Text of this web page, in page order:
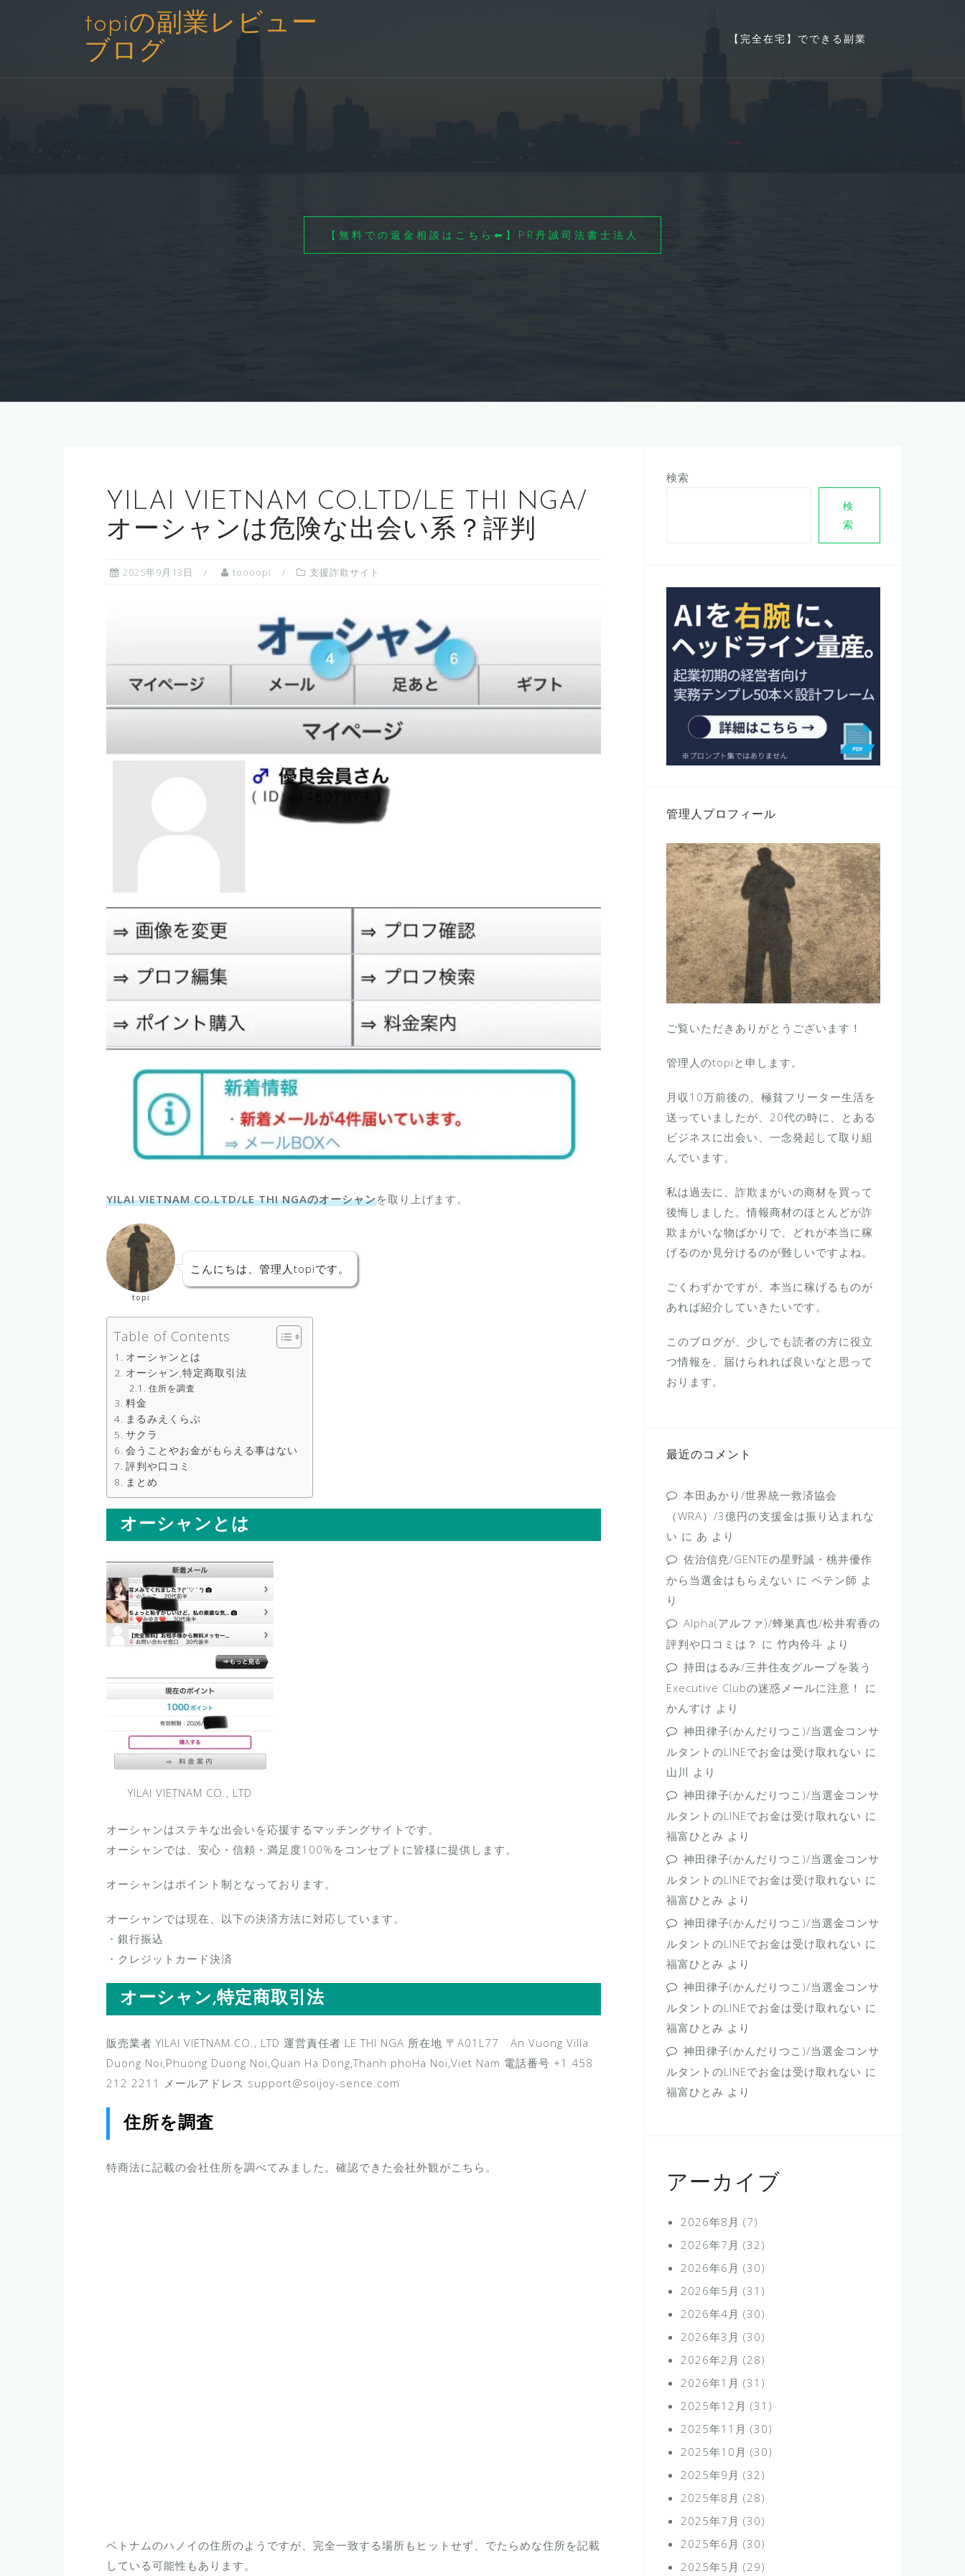
topiの副業レビュー
ブログ
【完全在宅】でできる副業
【無料での返金相談はこちら⬅】PR丹誠司法書士法人
YILAI VIETNAM CO.LTD/LE THI NGA/
オーシャンは危険な出会い系？評判
2025年9月13日 toooopi 支援詐欺サイト
YILAI VIETNAM CO.LTD/LE THI NGAのオーシャンを取り上げます。
topi
こんにちは、管理人topiです。
Table of Contents
オーシャンとは
オーシャン,特定商取引法
住所を調査
料金
まるみえくらぶ
サクラ
会うことやお金がもらえる事はない
評判や口コミ
まとめ
オーシャンとは
YILAI VIETNAM CO., LTD
オーシャンはステキな出会いを応援するマッチングサイトです。
オーシャンでは、安心・信頼・満足度100%をコンセプトに皆様に提供します。
オーシャンはポイント制となっております。
オーシャンでは現在、以下の決済方法に対応しています。
・銀行振込
・クレジットカード決済
オーシャン,特定商取引法
販売業者 YILAI VIETNAM CO., LTD 運営責任者 LE THI NGA 所在地 〒A01L77 An Vuong Villa
Duong Noi,Phuong Duong Noi,Quan Ha Dong,Thanh phoHa Noi,Viet Nam 電話番号 +1 458
212 2211 メールアドレス support@soijoy-sence.com
住所を調査
特商法に記載の会社住所を調べてみました。確認できた会社外観がこちら。
ベトナムのハノイの住所のようですが、完全一致する場所もヒットせず、でたらめな住所を記載
している可能性もあります。
検索
検
索
管理人プロフィール
ご覧いただきありがとうございます！
管理人のtopiと申します。
月収10万前後の、極貧フリーター生活を
送っていましたが、20代の時に、とある
ビジネスに出会い、一念発起して取り組
んでいます。
私は過去に、詐欺まがいの商材を買って
後悔しました。情報商材のほとんどが詐
欺まがいな物ばかりで、どれが本当に稼
げるのか見分けるのが難しいですよね。
ごくわずかですが、本当に稼げるものが
あれば紹介していきたいです。
このブログが、少しでも読者の方に役立
つ情報を、届けられれば良いなと思って
おります。
最近のコメント
本田あかり/世界統一救済協会
（WRA）/3億円の支援金は振り込まれな
い に あ より
佐治信尭/GENTEの星野誠・桃井優作
から当選金はもらえない に ペテン師 よ
り
Alpha(アルファ)/蜂巣真也/松井宥香の
評判や口コミは？ に 竹内伶斗 より
持田はるみ/三井住友グループを装う
Executive Clubの迷惑メールに注意！
に
かんすけ より
神田律子(かんだりつこ)/当選金コンサ
ルタントのLINEでお金は受け取れない に
山川 より
神田律子(かんだりつこ)/当選金コンサ
ルタントのLINEでお金は受け取れない に
福富ひとみ より
神田律子(かんだりつこ)/当選金コンサ
ルタントのLINEでお金は受け取れない に
福富ひとみ より
神田律子(かんだりつこ)/当選金コンサ
ルタントのLINEでお金は受け取れない に
福富ひとみ より
神田律子(かんだりつこ)/当選金コンサ
ルタントのLINEでお金は受け取れない に
福富ひとみ より
神田律子(かんだりつこ)/当選金コンサ
ルタントのLINEでお金は受け取れない に
福富ひとみ より
アーカイブ
2026年8月 (7)
2026年7月 (32)
2026年6月 (30)
2026年5月 (31)
2026年4月 (30)
2026年3月 (30)
2026年2月 (28)
2026年1月 (31)
2025年12月 (31)
2025年11月 (30)
2025年10月 (30)
2025年9月 (32)
2025年8月 (28)
2025年7月 (30)
2025年6月 (30)
2025年5月 (29)